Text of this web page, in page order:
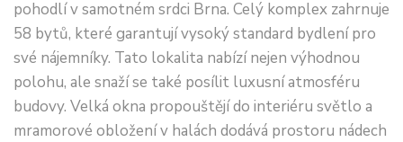
pohodlí v samotném srdci Brna. Celý komplex zahrnuje
58 bytů, které garantují vysoký standard bydlení pro
své nájemníky. Tato lokalita nabízí nejen výhodnou
polohu, ale snaží se také posílit luxusní atmosféru
budovy. Velká okna propouštějí do interiéru světlo a
mramorové obložení v halách dodává prostoru nádech